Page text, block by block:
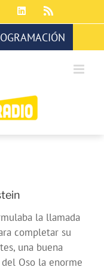
LinkedIn
la llamada
completar su
una buena
Oso la enorme